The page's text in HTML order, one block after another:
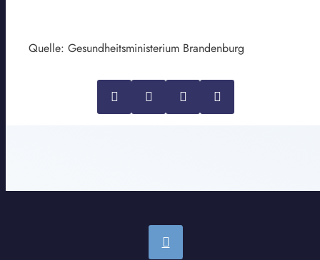
Quelle: Gesundheitsministerium Brandenburg